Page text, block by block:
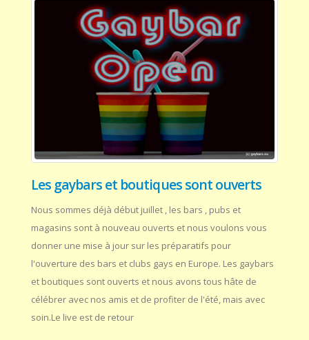
Les gaybars et boutiques sont ouverts
Nous sommes déjà début juillet , les bars , pubs et
magasins sont à nouveau ouverts et nous voulons vous
donner une mise à jour sur les préparatifs pour
l'ouverture des bars et clubs gays en Europe. Les gaybars
et boutiques sont ouverts et nous avons tous hâte de
célébrer avec nos amis et de profiter de l'été, mais avec
soin.Le live est de retour